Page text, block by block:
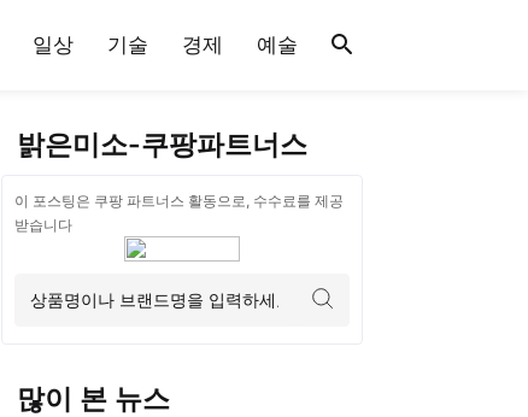
일상 기술 경제 예술
밝은미소-쿠팡파트너스
이 포스팅은 쿠팡 파트너스 활동으로, 수수료를 제공
받습니다
많이 본 뉴스